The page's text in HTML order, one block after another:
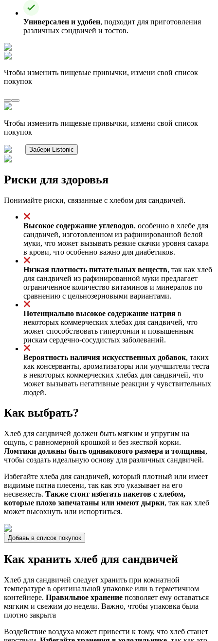
Универсален и удобен, подходит для приготовления
различных сэндвичей и тостов.
Чтобы изменить пищевые привычки, измени свой список
покупок
Чтобы изменить пищевые привычки, измени свой список
покупок
Забери Listonic
Риски для здоровья
Понимайте риски, связанные с хлебом для сандвичей.
Высокое содержание углеводов, особенно в хлебе для
сандвичей, изготовленном из рафинированной белой
муки, что может вызывать резкие скачки уровня сахара
в крови, что особенно важно для диабетиков.
Низкая плотность питательных веществ, так как хлеб
для сандвичей из рафинированной муки предлагает
ограниченное количество витаминов и минералов по
сравнению с цельнозерновыми вариантами.
Потенциально высокое содержание натрия в
некоторых коммерческих хлебах для сандвичей, что
может способствовать гипертонии и повышенным
рискам сердечно-сосудистых заболеваний.
Вероятность наличия искусственных добавок, таких
как консерванты, ароматизаторы или улучшители теста
в некоторых коммерческих хлебах для сандвичей, что
может вызывать негативные реакции у чувствительных
людей.
Как выбрать?
Хлеб для сандвичей должен быть мягким и упругим на
ощупь, с равномерной крошкой и без жесткой корки.
Ломтики должны быть одинакового размера и толщины,
чтобы создать идеальную основу для различных сандвичей.
Избегайте хлеба для сандвичей, который плотный или имеет
видимые пятна плесени, так как это указывает на его
несвежесть. Также стоит избегать пакетов с хлебом,
которые плохо запечатаны или имеют дырки, так как хлеб
может высохнуть или испортиться.
Добавь в список покупок
Как хранить хлеб для сандвичей
Хлеб для сандвичей следует хранить при комнатной
температуре в оригинальной упаковке или в герметичном
контейнере. Правильное хранение позволяет ему оставаться
мягким и свежим до недели. Важно, чтобы упаковка была
плотно закрыта
Воздействие воздуха может привести к тому, что хлеб станет